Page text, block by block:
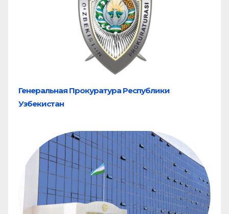
Генеральная Прокуратура Республики
Узбекистан